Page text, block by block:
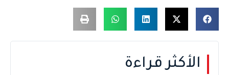
الأكثر قراءة